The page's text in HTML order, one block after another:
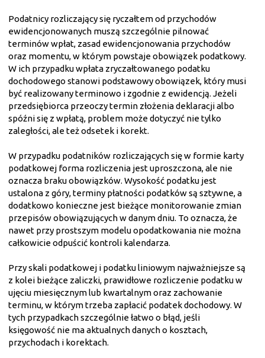
Podatnicy rozliczający się ryczałtem od przychodów
ewidencjonowanych muszą szczególnie pilnować
terminów wpłat, zasad ewidencjonowania przychodów
oraz momentu, w którym powstaje obowiązek podatkowy.
W ich przypadku wpłata zryczałtowanego podatku
dochodowego stanowi podstawowy obowiązek, który musi
być realizowany terminowo i zgodnie z ewidencją. Jeżeli
przedsiębiorca przeoczy termin złożenia deklaracji albo
spóźni się z wpłatą, problem może dotyczyć nie tylko
zaległości, ale też odsetek i korekt.
W przypadku podatników rozliczających się w formie karty
podatkowej forma rozliczenia jest uproszczona, ale nie
oznacza braku obowiązków. Wysokość podatku jest
ustalona z góry, terminy płatności podatków są sztywne, a
dodatkowo konieczne jest bieżące monitorowanie zmian
przepisów obowiązujących w danym dniu. To oznacza, że
nawet przy prostszym modelu opodatkowania nie można
całkowicie odpuścić kontroli kalendarza.
Przy skali podatkowej i podatku liniowym najważniejsze są
z kolei bieżące zaliczki, prawidłowe rozliczenie podatku w
ujęciu miesięcznym lub kwartalnym oraz zachowanie
terminu, w którym trzeba zapłacić podatek dochodowy. W
tych przypadkach szczególnie łatwo o błąd, jeśli
księgowość nie ma aktualnych danych o kosztach,
przychodach i korektach.